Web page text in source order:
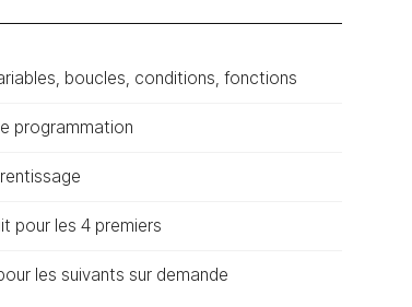
boucles, conditions, fonctions
programmation
pour les 4 premiers
les suivants sur demande